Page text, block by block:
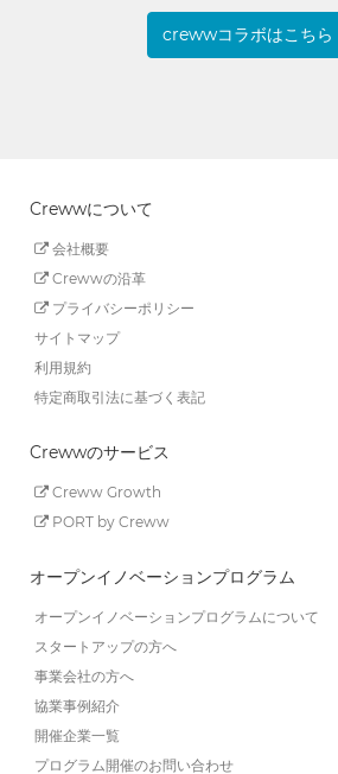
crewwコラボはこちら
Crewwについて
会社概要
Crewwの沿革
プライバシーポリシー
サイトマップ
利用規約
特定商取引法に基づく表記
Crewwのサービス
Creww Growth
PORT by Creww
オープンイノベーションプログラム
オープンイノベーションプログラムについて
スタートアップの方へ
事業会社の方へ
協業事例紹介
開催企業一覧
プログラム開催のお問い合わせ